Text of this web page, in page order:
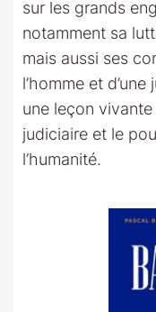
sur les grands
notamment sa
mais aussi ses
l’homme et
une leçon vivante
judiciaire et le
l’humanité.